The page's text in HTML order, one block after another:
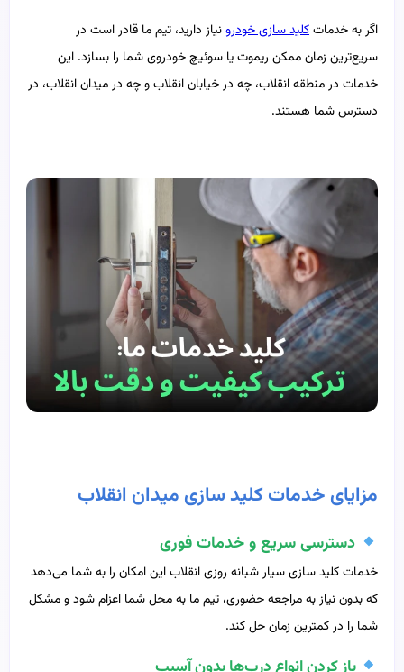
اگر به خدماتکلید سازی خودرونیاز دارید، تیم ما قادر است در
سریع‌ترین زمان ممکن ریموت یا سوئیچ خودروی شما را بسازد. این
خدمات در منطقه انقلاب، چه در خیابان انقلاب و چه در میدان انقلاب، در
دسترس شما هستند.
مزایای خدمات کلید سازی میدان انقلاب
دسترسی سریع و خدمات فوری
خدمات کلید سازی سیار شبانه روزی انقلاب این امکان را به شما می‌دهد
که بدون نیاز به مراجعه حضوری، تیم ما به محل شما اعزام شود و مشکل
شما را در کمترین زمان حل کند.
باز کردن انواع درب‌ها بدون آسیب